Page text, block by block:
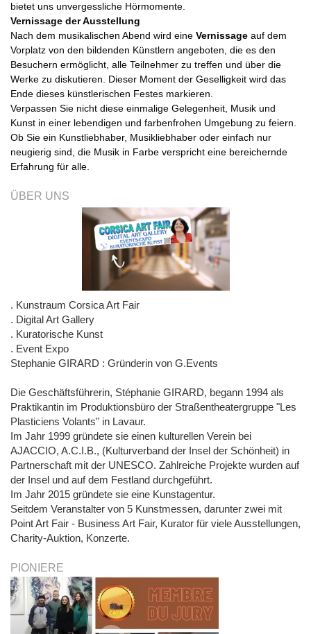
bietet uns unvergessliche Hörmomente.
Vernissage der Ausstellung
Nach dem musikalischen Abend wird eine Vernissage auf dem
Vorplatz von den bildenden Künstlern angeboten, die es den
Besuchern ermöglicht, alle Teilnehmer zu treffen und über die
Werke zu diskutieren. Dieser Moment der Geselligkeit wird das
Ende dieses künstlerischen Festes markieren.
Verpassen Sie nicht diese einmalige Gelegenheit, Musik und
Kunst in einer lebendigen und farbenfrohen Umgebung zu feiern.
Ob Sie ein Kunstliebhaber, Musikliebhaber oder einfach nur
neugierig sind, die Musik in Farbe verspricht eine bereichernde
Erfahrung für alle.
ÜBER UNS
. Kunstraum Corsica Art Fair
. Digital Art Gallery
. Kuratorische Kunst
. Event Expo
Stephanie GIRARD : Gründerin von G.Events
Die Geschäftsführerin, Stéphanie GIRARD, begann 1994 als
Praktikantin im Produktionsbüro der Straßentheatergruppe "Les
Plasticiens Volants" in Lavaur.
Im Jahr 1999 gründete sie einen kulturellen Verein bei
AJACCIO, A.C.I.B., (Kulturverband der Insel der Schönheit) in
Partnerschaft mit der UNESCO. Zahlreiche Projekte wurden auf
der Insel und auf dem Festland durchgeführt.
Im Jahr 2015 gründete sie eine Kunstagentur.
Seitdem Veranstalter von 5 Kunstmessen, darunter zwei mit
Point Art Fair - Business Art Fair, Kurator für viele Ausstellungen,
Charity-Auktion, Konzerte.
PIONIERE